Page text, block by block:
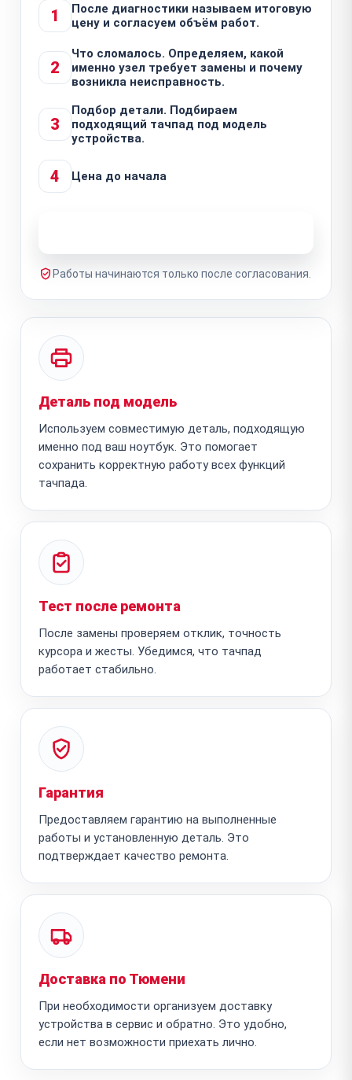
1
После диагностики называем итоговую
цену и согласуем объём работ.
2
Что сломалось. Определяем, какой
именно узел требует замены и почему
возникла неисправность.
3
Подбор детали. Подбираем
подходящий тачпад под модель
устройства.
4 Цена до начала
Работы начинаются только после согласования.
Деталь под модель
Используем совместимую деталь, подходящую
именно под ваш ноутбук. Это помогает
сохранить корректную работу всех функций
тачпада.
Тест после ремонта
После замены проверяем отклик, точность
курсора и жесты. Убедимся, что тачпад
работает стабильно.
Гарантия
Предоставляем гарантию на выполненные
работы и установленную деталь. Это
подтверждает качество ремонта.
Доставка по Тюмени
При необходимости организуем доставку
устройства в сервис и обратно. Это удобно,
если нет возможности приехать лично.